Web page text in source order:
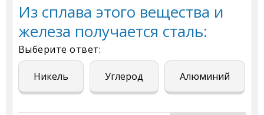
Из сплава этого вещества и
железа получается сталь:
Выберите ответ:
Никель Углерод Алюминий